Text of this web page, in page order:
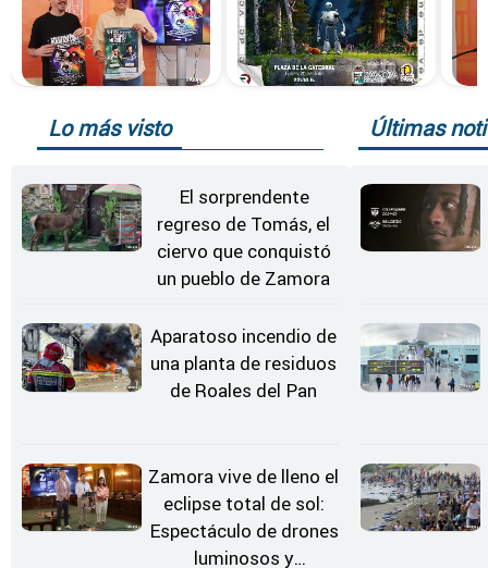
Lo más visto
El sorprendente
regreso de Tomás, el
ciervo que conquistó
un pueblo de Zamora
Aparatoso incendio de
una planta de residuos
de Roales del Pan
Zamora vive de lleno el
eclipse total de sol:
Espectáculo de drones
luminosos y
Últimas